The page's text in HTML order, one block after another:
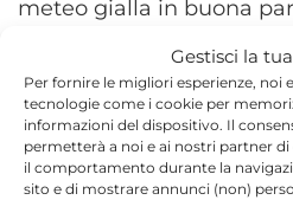
Gestisci la
Per fornire le migliori esperienze, noi
tecnologie come i cookie per
informazioni del dispositivo. Il
permetterà a noi e ai nostri partner
il comportamento durante la
sito e di mostrare annunci (non)
meteo gialla in buona